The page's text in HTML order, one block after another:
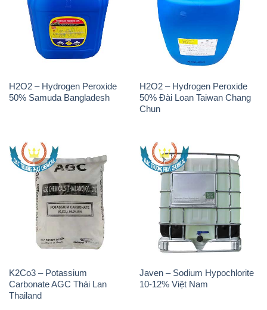
PHÒNG KINH DOANH - CÔNG TY HÓA CHẤT
ĐẮC TRƯỜNG PHÁT
🌐 Website: https://muabanhoachat.vn/
📞 Hotline: - 0933.920.505 - 028.3504.5555
- 028.3756.1835 - 028.3756.1840 - 028.3756.1841-
- 0932.660.696 - 0901.326.566 - 0906.387.866 -
0902.765.866
📧 Email: hoachat@dactruongphat.vn
ĐỊA CHỈ
1229C Quốc lộ 1A, Phường Bình Trị Đông B,